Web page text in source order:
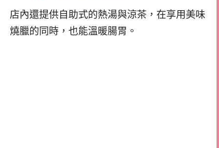
店內還提供自助式的熱湯與涼茶，在享用美味
燒臘的同時，也能溫暖腸胃。